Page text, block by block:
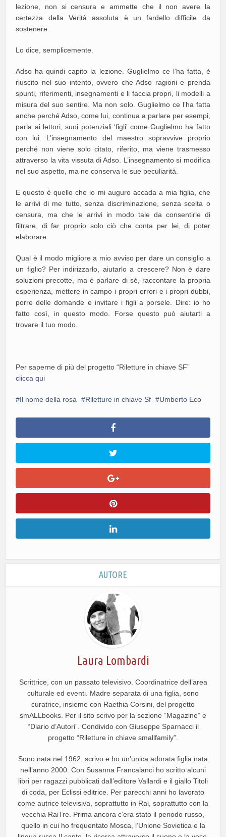
lezione, non si censura e ammette che il non avere la
certezza della Verità assoluta è un fardello difficile da
sostenere.
Lo dice, semplicemente.
Adso ha quindi capito la lezione. Guglielmo ce l’ha fatta, è
riuscito nel suo intento, ovvero che Adso ragioni e prenda
spunti, riferimenti, insegnamenti e li faccia propri, li modelli a
misura del suo sentire. Ma non solo. Guglielmo ce l’ha fatta
anche perché Adso, come lui, continua a parlare per esempi,
parla ai lettori, suoi potenziali ‘figli’ come Guglielmo ha fatto
con lui. L’insegnamento del maestro sopravvive proprio
perché non viene solo citato, riferito, ma viene trasmesso
attraverso la vita vissuta di Adso. L’insegnamento si modifica
nel suo aspetto, ma ne conserva le sue peculiarità.
E questo è quello che io mi auguro accada a mia figlia, che
le arrivi di me tutto, senza discriminazione, senza scelta o
censura, ma che le arrivi in modo tale da consentirle di
filtrare, di far proprio solo ciò che conta per lei, di poter
elaborare.
Qual è il modo migliore a mio avviso per dare un consiglio a
un figlio? Per indirizzarlo, aiutarlo a crescere? Non è dare
soluzioni precotte, ma è parlare di sé, raccontare la propria
esperienza, mettere in campo i propri errori e i propri dubbi,
porre delle domande e invitare i figli a porsele. Dire: io ho
fatto così, in questo modo. Forse questo può aiutarti a
trovare il tuo modo.
Per saperne di più del progetto “Riletture in chiave SF”
clicca qui
Il nome della rosa Riletture in chiave Sf Umberto Eco
AUTORE
Laura Lombardi
Scrittrice, con un passato televisivo. Coordinatrice dell’area
culturale ed eventi. Madre separata di una figlia, sono
curatrice, insieme con Raethia Corsini, del progetto
smALLbooks. Per il sito scrivo per la sezione “Magazine” e
“Diario d’Autori”. Condivido con Giuseppe Sparnacci il
progetto “Riletture in chiave smallfamily”.
Sono nata nel 1962, scrivo e ho un’unica adorata figlia nata
nell’anno 2000. Con Susanna Francalanci ho scritto alcuni
libri per ragazzi pubblicati dall’editore Vallardi e il giallo Titoli
di coda, per Eclissi editrice. Per parecchi anni ho lavorato
come autrice televisiva, soprattutto in Rai, soprattutto con la
vecchia RaiTre. Prima ancora c’era stato il periodo russo,
quello in cui ho frequentato Mosca, l’Unione Sovietica e la